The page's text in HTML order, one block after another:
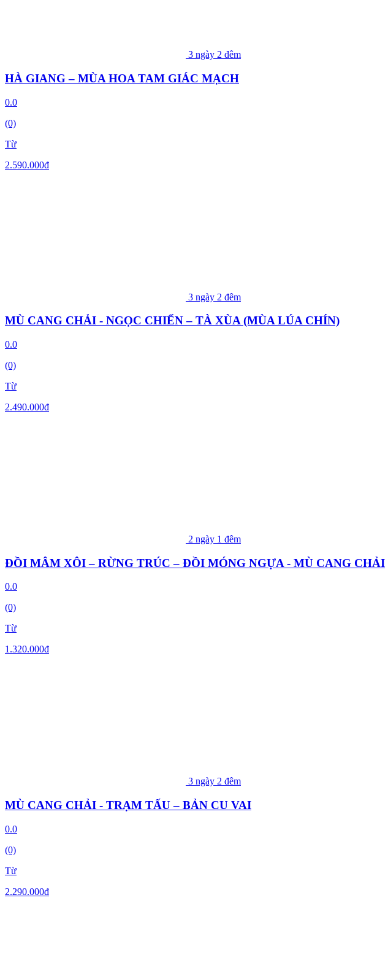
3 ngày 2 đêm
HÀ GIANG – MÙA HOA TAM GIÁC MẠCH
0.0
(0)
Từ
2.590.000đ
3 ngày 2 đêm
MÙ CANG CHẢI - NGỌC CHIẾN – TÀ XÙA (MÙA LÚA CHÍN)
0.0
(0)
Từ
2.490.000đ
2 ngày 1 đêm
ĐỒI MÂM XÔI – RỪNG TRÚC – ĐỒI MÓNG NGỰA - MÙ CANG CHẢI
0.0
(0)
Từ
1.320.000đ
3 ngày 2 đêm
MÙ CANG CHẢI - TRẠM TẤU – BẢN CU VAI
0.0
(0)
Từ
2.290.000đ